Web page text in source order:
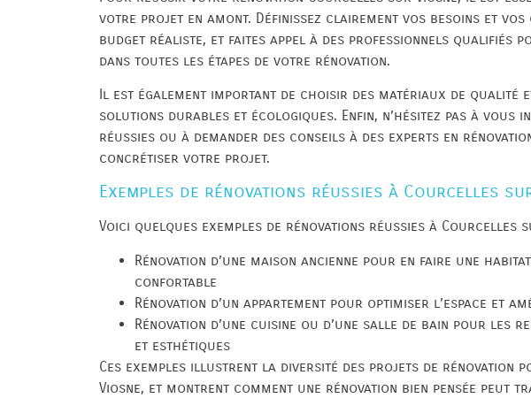
votre projet en amont. Définissez clairement vos besoins et
budget réaliste, et faites appel à des professionnels qualifiés
dans toutes les étapes de votre rénovation.
Il est également important de choisir des matériaux de qualité
solutions durables et écologiques. Enfin, n’hésitez pas à vous
réussies ou à demander des conseils à des experts en
concrétiser votre projet.
Exemples de rénovations réussies à Courcelles
Voici quelques exemples de rénovations réussies à Courcelles
Rénovation d’une maison ancienne pour en faire une
confortable
Rénovation d’un appartement pour optimiser l’espace et
Rénovation d’une cuisine ou d’une salle de bain pour les
et esthétiques
Ces exemples illustrent la diversité des projets de rénovation
Viosne, et montrent comment une rénovation bien pensée peut